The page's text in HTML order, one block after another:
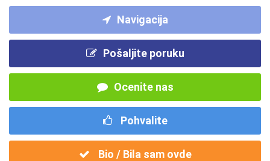
Navigacija
Pošaljite poruku
Ocenite nas
Pohvalite
Bio / Bila sam ovde